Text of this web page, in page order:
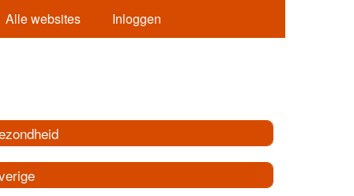
Alle websites Inloggen